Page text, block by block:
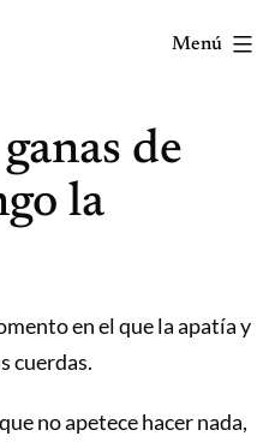
Menú
de
la
en el que la apatía y
cuerdas.
no apetece hacer nada,